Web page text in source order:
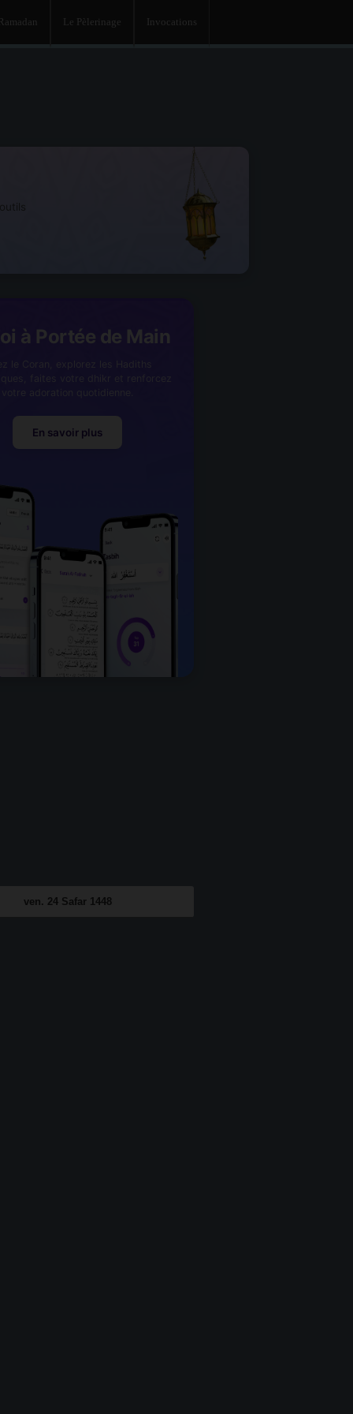
Le Pèlerinage Invocations
à Portée de Main
En savoir plus
ven. 24 Safar 1448